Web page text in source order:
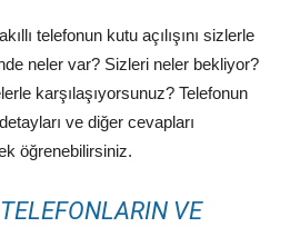
telefonun kutu açılışını sizlerle
neler var? Sizleri neler bekliyor?
karşılaşıyorsunuz? Telefonun
ve diğer cevapları
öğrenebilirsiniz.
VE